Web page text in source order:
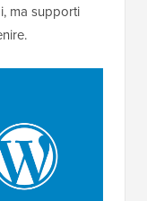
ma supporti